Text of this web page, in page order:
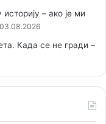
– ако је ми
03.08.2026
Када се не гради –